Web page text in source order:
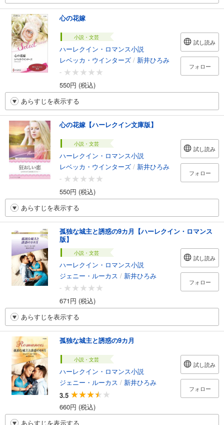
心の花嫁
小説・文芸
ハーレクイン・ロマンス小説
レベッカ・ウインターズ / 新井ひろみ
-
550円 (税込)
試し読み
フォロー
あらすじを表示する
心の花嫁【ハーレクイン文庫版】
小説・文芸
ハーレクイン・ロマンス小説
レベッカ・ウインターズ / 新井ひろみ
-
550円 (税込)
試し読み
フォロー
あらすじを表示する
孤独な城主と誘惑の9カ月【ハーレクイン・ロマンス
版】
小説・文芸
ハーレクイン・ロマンス小説
ジェニー・ルーカス / 新井ひろみ
-
671円 (税込)
試し読み
フォロー
あらすじを表示する
孤独な城主と誘惑の9カ月
小説・文芸
ハーレクイン・ロマンス小説
ジェニー・ルーカス / 新井ひろみ
3.5
660円 (税込)
試し読み
フォロー
あらすじを表示する